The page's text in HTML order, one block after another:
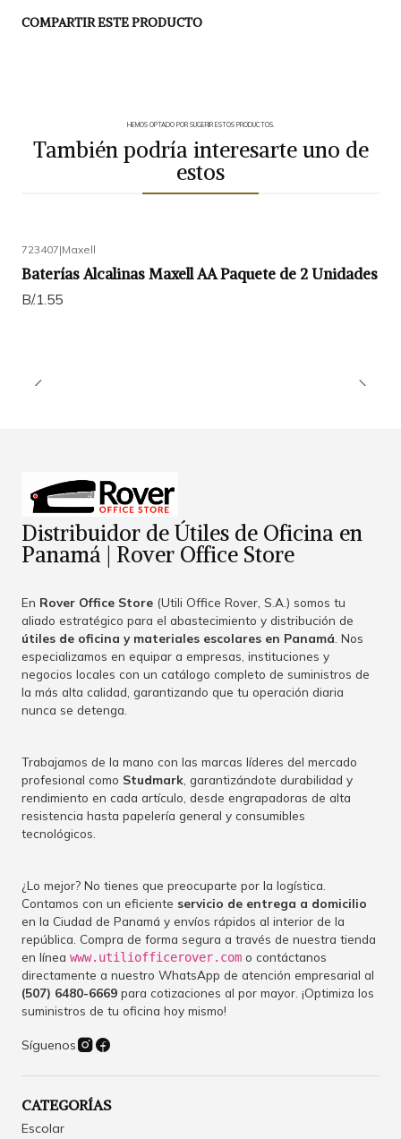
COMPARTIR ESTE PRODUCTO
HEMOS OPTADO POR SUGERIR ESTOS PRODUCTOS.
También podría interesarte uno de
estos
723407|Maxell
Baterías Alcalinas Maxell AA Paquete de 2 Unidades
B/.1.55
Distribuidor de Útiles de Oficina en
Panamá | Rover Office Store
En Rover Office Store (Utili Office Rover, S.A.) somos tu
aliado estratégico para el abastecimiento y distribución de
útiles de oficina y materiales escolares en Panamá. Nos
especializamos en equipar a empresas, instituciones y
negocios locales con un catálogo completo de suministros de
la más alta calidad, garantizando que tu operación diaria
nunca se detenga.
Trabajamos de la mano con las marcas líderes del mercado
profesional como Studmark, garantizándote durabilidad y
rendimiento en cada artículo, desde engrapadoras de alta
resistencia hasta papelería general y consumibles
tecnológicos.
¿Lo mejor? No tienes que preocuparte por la logística.
Contamos con un eficiente servicio de entrega a domicilio
en la Ciudad de Panamá y envíos rápidos al interior de la
república. Compra de forma segura a través de nuestra tienda
en línea www.utiliofficerover.com o contáctanos
directamente a nuestro WhatsApp de atención empresarial al
(507) 6480-6669 para cotizaciones al por mayor. ¡Optimiza los
suministros de tu oficina hoy mismo!
Síguenos
CATEGORÍAS
Escolar